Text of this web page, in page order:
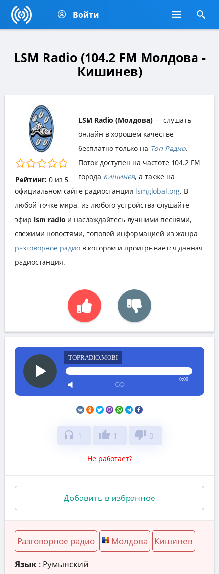
Войти
LSM Radio (104.2 FM Молдова -
Кишинев)
Рейтинг: 0из 5
LSM Radio (Молдова) — слушать
онлайн в хорошем качестве
бесплатно только на Топ Радио.
Поток доступен на частоте 104.2 FM
города Кишинев, а также на
официальном сайте радиостанции lsmglobal.org. В
любой точке мира, из любого устройства слушайте
эфир lsm radio и наслаждайтесь лучшими песнями,
свежими новостями, топовой информацией из жанра
разговорное радио в котором и проигрывается данная
радиостанция.
TOPRADIO.MOBI
0:00
headphones 1 thumb_up 1 thumb_down 0
Не работает?
Добавить в избранное
Разговорное радио Молдова Кишинев
Язык : Румынский